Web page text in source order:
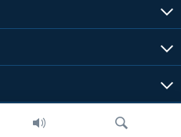
ຕາມເວລາໃນລາວ